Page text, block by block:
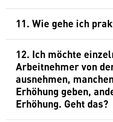
11. Wie gehe ich
12. Ich möchte
Arbeitnehmer von
ausnehmen,
Erhöhung geben,
Erhöhung. Geht das?